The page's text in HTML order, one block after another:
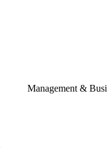
Management &